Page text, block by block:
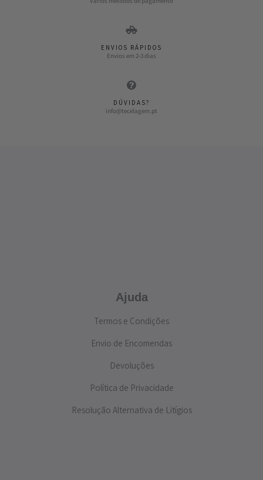
ENVIOS RÁPIDOS
Envios em 2-3 dias
DÚVIDAS?
info@tecelagem.pt
Ajuda
Termos e Condições
Envio de Encomendas
Devoluções
Política de Privacidade
Resolução Alternativa de Litígios